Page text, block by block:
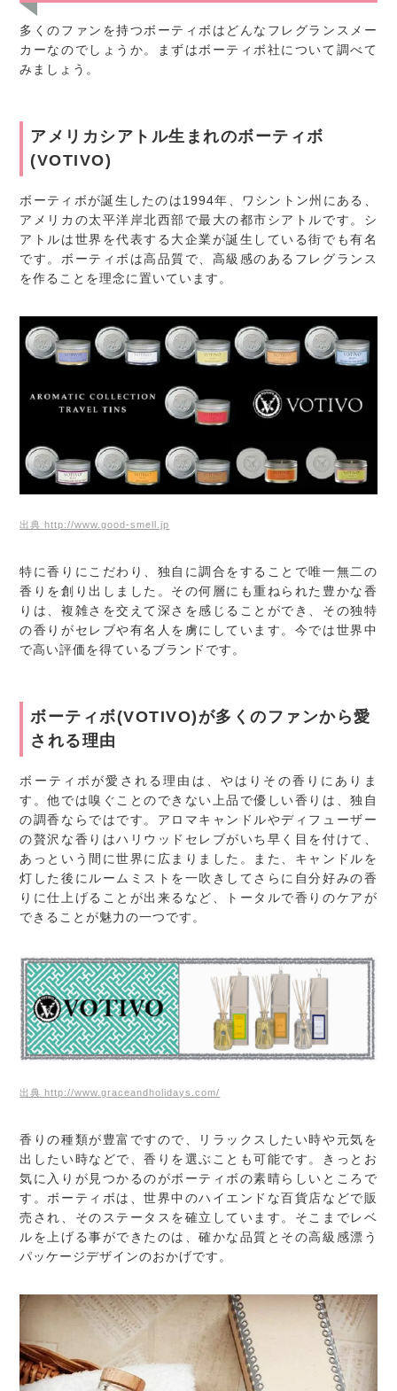
多くのファンを持つボーティボはどんなフレグランスメー
カーなのでしょうか。まずはボーティボ社について調べて
みましょう。
アメリカシアトル生まれのボーティボ
(VOTIVO)
ボーティボが誕生したのは1994年、ワシントン州にある、
アメリカの太平洋岸北西部で最大の都市シアトルです。シ
アトルは世界を代表する大企業が誕生している街でも有名
です。ボーティボは高品質で、高級感のあるフレグランス
を作ることを理念に置いています。
出典 http://www.good-smell.jp
特に香りにこだわり、独自に調合をすることで唯一無二の
香りを創り出しました。その何層にも重ねられた豊かな香
りは、複雑さを交えて深さを感じることができ、その独特
の香りがセレブや有名人を虜にしています。今では世界中
で高い評価を得ているブランドです。
ボーティボ(VOTIVO)が多くのファンから愛
される理由
ボーティボが愛される理由は、やはりその香りにありま
す。他では嗅ぐことのできない上品で優しい香りは、独自
の調香ならではです。アロマキャンドルやディフューザー
の贅沢な香りはハリウッドセレブがいち早く目を付けて、
あっという間に世界に広まりました。また、キャンドルを
灯した後にルームミストを一吹きしてさらに自分好みの香
りに仕上げることが出来るなど、トータルで香りのケアが
できることが魅力の一つです。
出典 http://www.graceandholidays.com/
香りの種類が豊富ですので、リラックスしたい時や元気を
出したい時などで、香りを選ぶことも可能です。きっとお
気に入りが見つかるのがボーティボの素晴らしいところで
す。ボーティボは、世界中のハイエンドな百貨店などで販
売され、そのステータスを確立しています。そこまでレベ
ルを上げる事ができたのは、確かな品質とその高級感漂う
パッケージデザインのおかげです。